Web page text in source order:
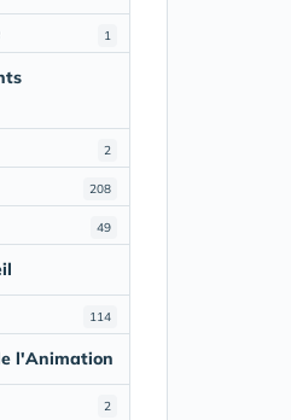
1
2
208
49
114
l'Animation
2